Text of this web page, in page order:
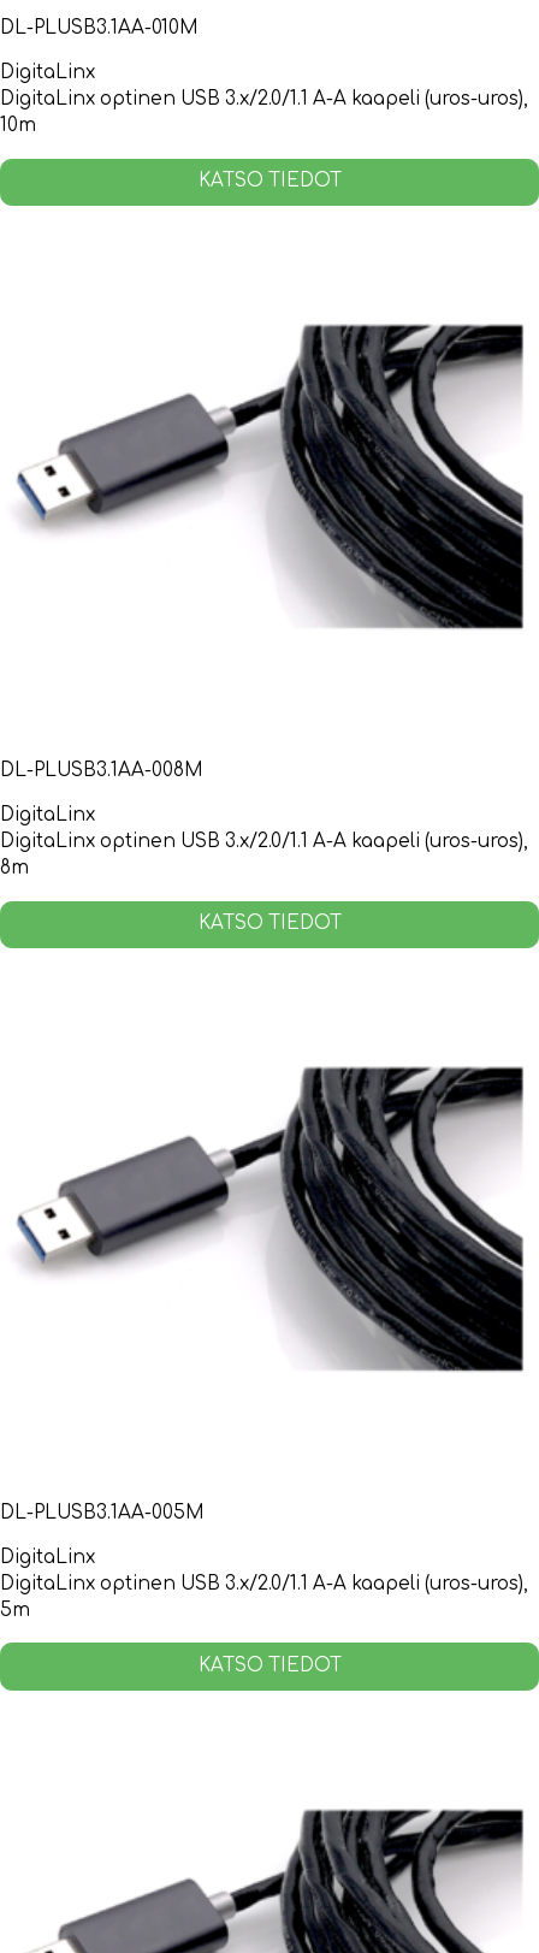
DL-PLUSB3.1AA-010M
DigitaLinx
DigitaLinx optinen USB 3.x/2.0/1.1 A-A kaapeli (uros-uros),
10m
KATSO TIEDOT
DL-PLUSB3.1AA-008M
DigitaLinx
DigitaLinx optinen USB 3.x/2.0/1.1 A-A kaapeli (uros-uros),
8m
KATSO TIEDOT
DL-PLUSB3.1AA-005M
DigitaLinx
DigitaLinx optinen USB 3.x/2.0/1.1 A-A kaapeli (uros-uros),
5m
KATSO TIEDOT